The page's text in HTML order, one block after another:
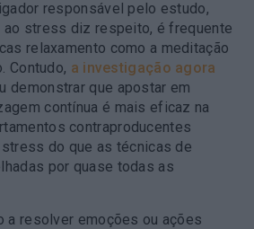
responsável pelo estudo,
ao stress diz respeito, é frequente
relaxamento como a meditação
Contudo, a investigação agora
demonstrar que apostar em
contínua é mais eficaz na
contraproducentes
do que as técnicas de
por quase todas as
a resolver emoções ou ações